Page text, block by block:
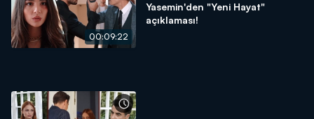
00:09:22
Yasemin'den "Yeni Hayat"
açıklaması!